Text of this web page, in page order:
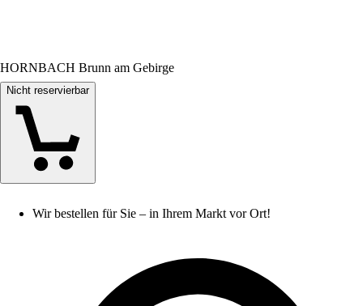
HORNBACH Brunn am Gebirge
Nicht reservierbar
Wir bestellen für Sie – in Ihrem Markt vor Ort!